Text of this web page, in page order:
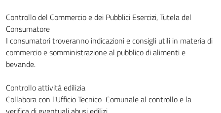
Controllo del Commercio e dei Pubblici Esercizi, Tutela del
Consumatore
I consumatori troveranno indicazioni e consigli utili in materia di
commercio e somministrazione al pubblico di alimenti e
bevande.
Controllo attività edilizia
Collabora con l'Ufficio Tecnico Comunale al controllo e la